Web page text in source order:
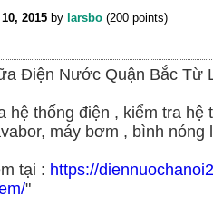
2015 by larsbo (200 points)
Điện Nước Quận Bắc Từ
hệ thống điện , kiểm tra
máy bơm , bình nóng
tại : https://
"